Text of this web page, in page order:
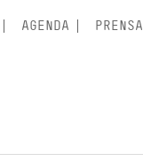
AGENDA PRENSA